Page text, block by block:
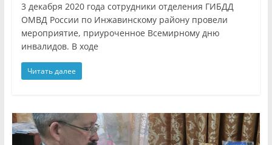
3 декабря 2020 года сотрудники отделения ГИБДД
ОМВД России по Инжавинскому району провели
мероприятие, приуроченное Всемирному дню
инвалидов. В ходе
Читать далее